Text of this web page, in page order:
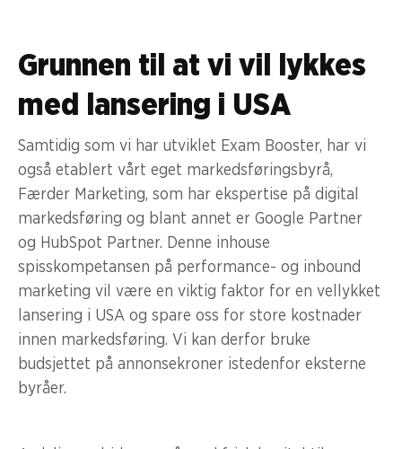
Grunnen til at vi vil lykkes
med lansering i USA
Samtidig som vi har utviklet Exam Booster, har vi
også etablert vårt eget markedsføringsbyrå,
Færder Marketing, som har ekspertise på digital
markedsføring og blant annet er Google Partner
og HubSpot Partner. Denne inhouse
spisskompetansen på performance- og inbound
marketing vil være en viktig faktor for en vellykket
lansering i USA og spare oss for store kostnader
innen markedsføring. Vi kan derfor bruke
budsjettet på annonsekroner istedenfor eksterne
byråer.